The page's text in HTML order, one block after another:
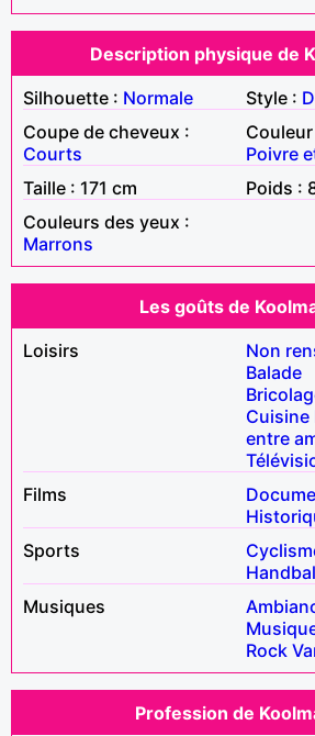
Description physique de
Silhouette : Normale Style :
Coupe de cheveux :
Courts
Poivre
Taille : 171 cm
Poids :
Couleurs des yeux :
Marrons
Les goûts de
Loisirs
Non
Balade
Cuisine
entre
Films
Sports
Musiques
Rock
Profession de